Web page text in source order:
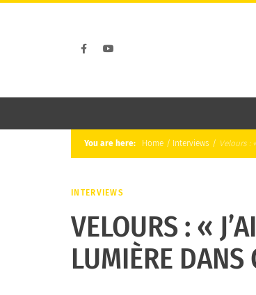
You are here: Home / Interviews / Velours :
INTERVIEWS
VELOURS : «
LUMIÈRE DANS